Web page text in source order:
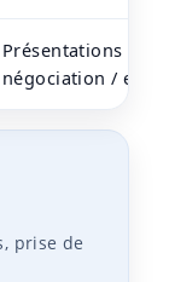
Présentations /
négociation /
prise de